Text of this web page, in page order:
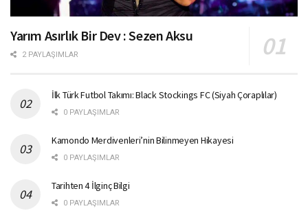
Yarım Asırlık Bir Dev : Sezen Aksu
2 PAYLAŞIMLAR
İlk Türk Futbol Takımı: Black Stockings FC (Siyah Çoraplılar)
0 PAYLAŞIMLAR
Kamondo Merdivenleri’nin Bilinmeyen Hikayesi
0 PAYLAŞIMLAR
Tarihten 4 İlginç Bilgi
0 PAYLAŞIMLAR